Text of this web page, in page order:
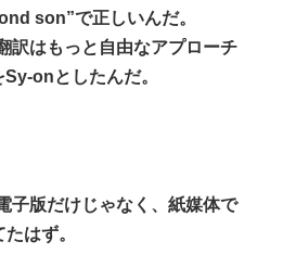
son”で正しいんだ。
訳はもっと自由なアプローチ
onとしたんだ。
子版だけじゃなく、紙媒体で
はず。